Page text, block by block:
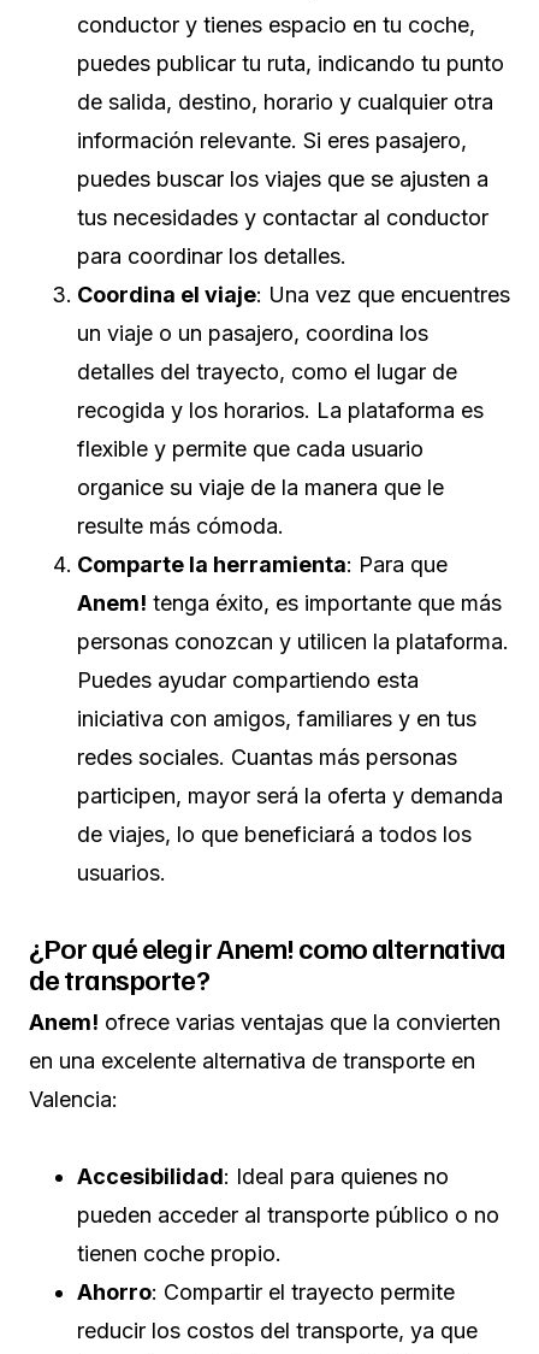
conductor y tienes espacio en tu coche,
puedes publicar tu ruta, indicando tu punto
de salida, destino, horario y cualquier otra
información relevante. Si eres pasajero,
puedes buscar los viajes que se ajusten a
tus necesidades y contactar al conductor
para coordinar los detalles.
Coordina el viaje: Una vez que encuentres
un viaje o un pasajero, coordina los
detalles del trayecto, como el lugar de
recogida y los horarios. La plataforma es
flexible y permite que cada usuario
organice su viaje de la manera que le
resulte más cómoda.
Comparte la herramienta: Para que
Anem! tenga éxito, es importante que más
personas conozcan y utilicen la plataforma.
Puedes ayudar compartiendo esta
iniciativa con amigos, familiares y en tus
redes sociales. Cuantas más personas
participen, mayor será la oferta y demanda
de viajes, lo que beneficiará a todos los
usuarios.
¿Por qué elegir Anem! como alternativa
de transporte?
Anem! ofrece varias ventajas que la convierten
en una excelente alternativa de transporte en
Valencia:
Accesibilidad: Ideal para quienes no
pueden acceder al transporte público o no
tienen coche propio.
Ahorro: Compartir el trayecto permite
reducir los costos del transporte, ya que